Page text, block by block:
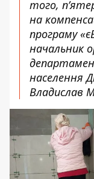
того,
на
програму
начальник
населення
Владислав